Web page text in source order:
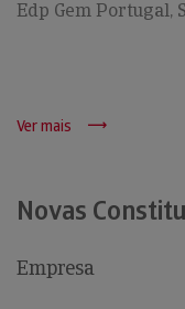
Edp Gem Portugal,
Ver mais
Novas
Empresa